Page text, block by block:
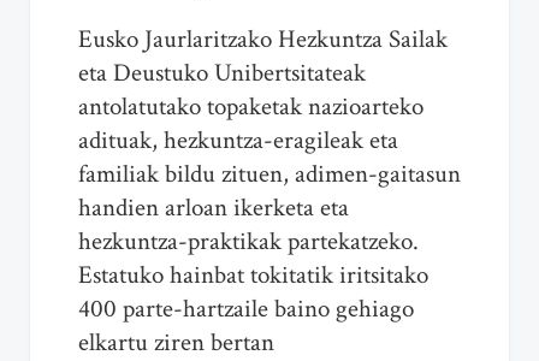
Eusko Jaurlaritzako Hezkuntza Sailak
eta Deustuko Unibertsitateak
antolatutako topaketak nazioarteko
adituak, hezkuntza-eragileak eta
familiak bildu zituen, adimen-gaitasun
handien arloan ikerketa eta
hezkuntza-praktikak partekatzeko.
Estatuko hainbat tokitatik iritsitako
400 parte-hartzaile baino gehiago
elkartu ziren bertan